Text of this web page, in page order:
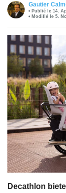
Gautier
Publié le 14.
Modifié le 5.
Decathlon